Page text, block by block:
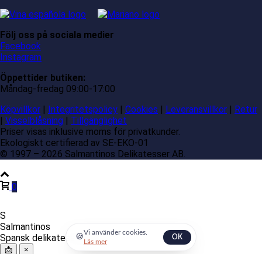
Följ oss på sociala medier
Facebook
Instagram
Öppettider butiken:
Måndag-fredag 09:00-17:00
Köpvillkor | Integritetspolicy | Cookies | Leveransvillkor | Retur
| Visselblåsning | Tillgänglighet
Priser visas inklusive moms för privatkunder.
Ekologiskt certifierad av SE-EKO-01
© 1997 – 2026 Salmantinos Delikatesser AB.
0
S
Salmantinos
Spansk delikatessexpert
📩 ×
🍪Vi använder cookies.
Läs mer
OK